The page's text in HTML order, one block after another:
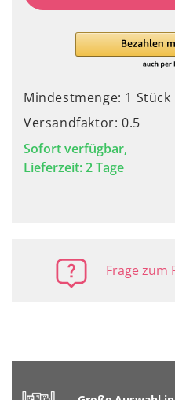
Mindestmenge: 1 Stück
Versandfaktor: 0.5
Sofort verfügbar,
Lieferzeit: 2 Tage
Frage zum